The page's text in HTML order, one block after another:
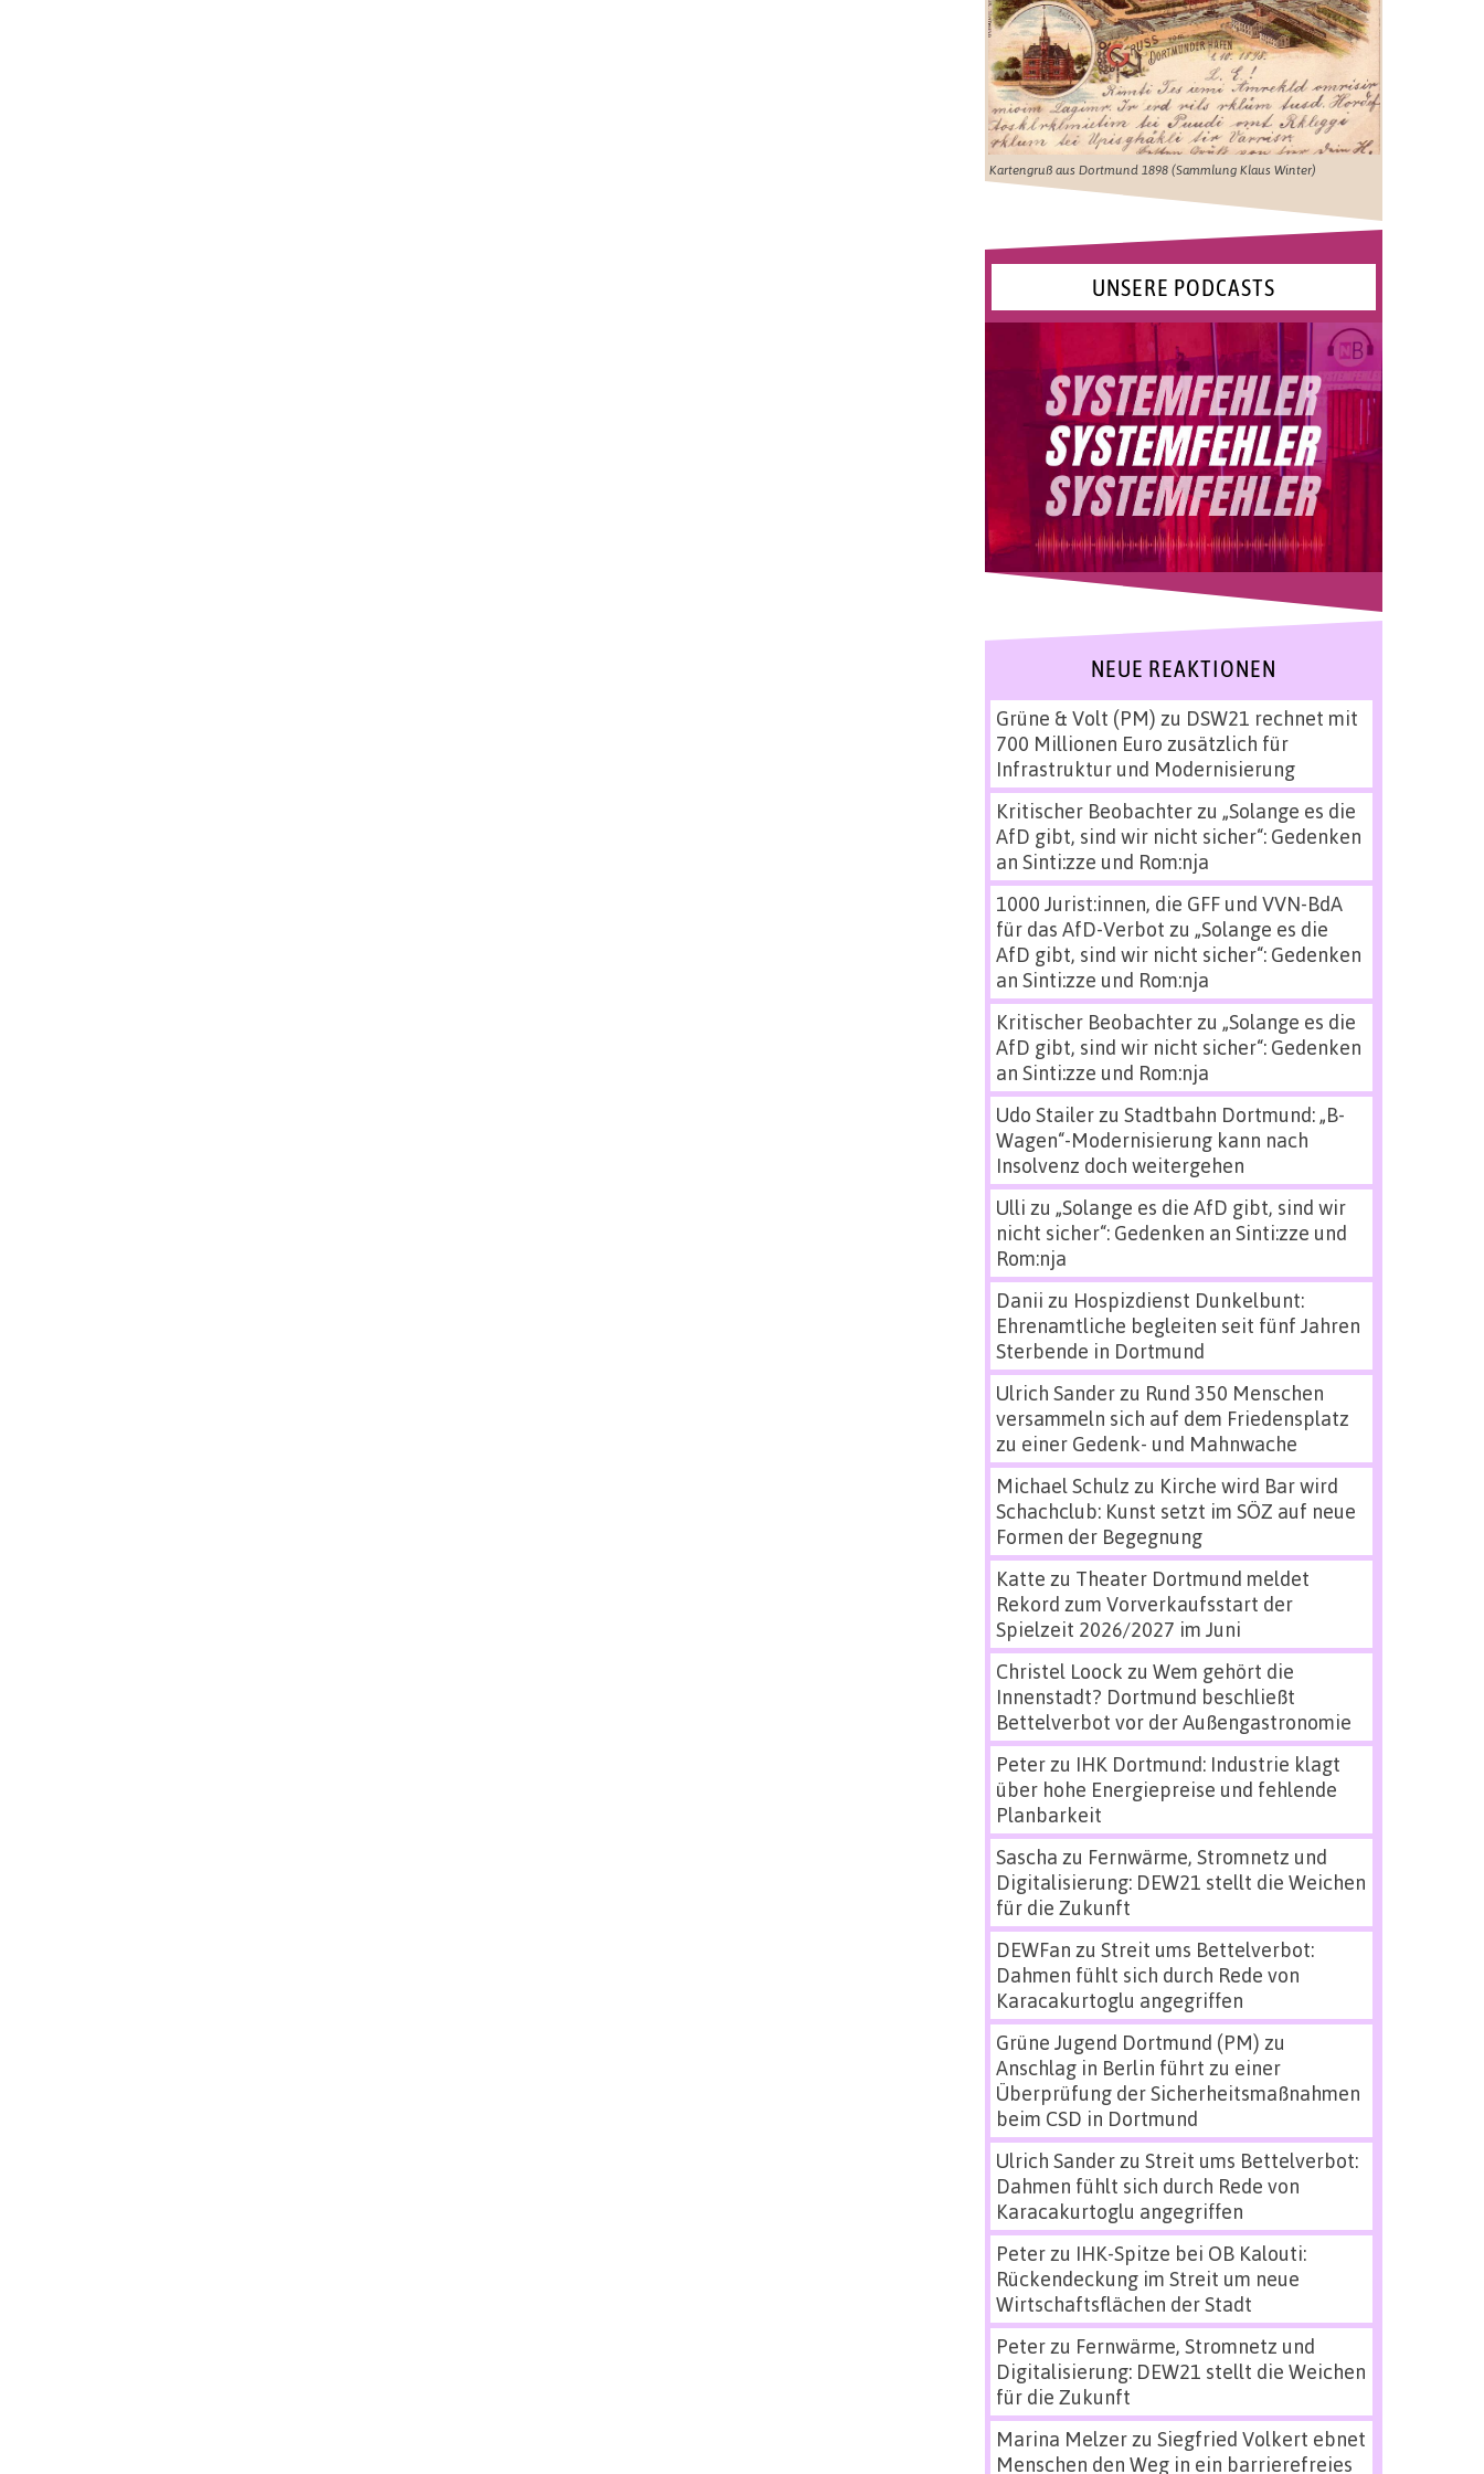
Kartengruß aus Dortmund 1898 (Sammlung Klaus Winter)
UNSERE PODCASTS
NEUE REAKTIONEN
Grüne & Volt (PM) zu DSW21 rechnet mit
700 Millionen Euro zusätzlich für
Infrastruktur und Modernisierung
Kritischer Beobachterzu „Solange es die
AfD gibt, sind wir nicht sicher“: Gedenken
an Sinti:zze und Rom:nja
1000 Jurist:innen, die GFF und VVN-BdA
für das AfD-Verbot zu „Solange es die
AfD gibt, sind wir nicht sicher“: Gedenken
an Sinti:zze und Rom:nja
Kritischer Beobachterzu „Solange es die
AfD gibt, sind wir nicht sicher“: Gedenken
an Sinti:zze und Rom:nja
Udo Stailerzu Stadtbahn Dortmund: „B-
Wagen“-Modernisierung kann nach
Insolvenz doch weitergehen
Ulli zu „Solange es die AfD gibt, sind wir
nicht sicher“: Gedenken an Sinti:zze und
Rom:nja
Danii zu Hospizdienst Dunkelbunt:
Ehrenamtliche begleiten seit fünf Jahren
Sterbende in Dortmund
Ulrich Sanderzu Rund 350 Menschen
versammeln sich auf dem Friedensplatz
zu einer Gedenk- und Mahnwache
Michael Schulz zu Kirche wird Bar wird
Schachclub: Kunst setzt im SÖZ auf neue
Formen der Begegnung
Katte zu Theater Dortmund meldet
Rekord zum Vorverkaufsstart der
Spielzeit 2026/2027 im Juni
Christel Loock zu Wem gehört die
Innenstadt? Dortmund beschließt
Bettelverbot vor der Außengastronomie
Peterzu IHK Dortmund: Industrie klagt
über hohe Energiepreise und fehlende
Planbarkeit
Sascha zu Fernwärme, Stromnetz und
Digitalisierung: DEW21 stellt die Weichen
für die Zukunft
DEWFan zu Streit ums Bettelverbot:
Dahmen fühlt sich durch Rede von
Karacakurtoglu angegriffen
Grüne Jugend Dortmund (PM) zu
Anschlag in Berlin führt zu einer
Überprüfung der Sicherheitsmaßnahmen
beim CSD in Dortmund
Ulrich Sanderzu Streit ums Bettelverbot:
Dahmen fühlt sich durch Rede von
Karacakurtoglu angegriffen
Peterzu IHK-Spitze bei OB Kalouti:
Rückendeckung im Streit um neue
Wirtschaftsflächen der Stadt
Peterzu Fernwärme, Stromnetz und
Digitalisierung: DEW21 stellt die Weichen
für die Zukunft
Marina Melzerzu Siegfried Volkert ebnet
Menschen den Weg in ein barrierefreies